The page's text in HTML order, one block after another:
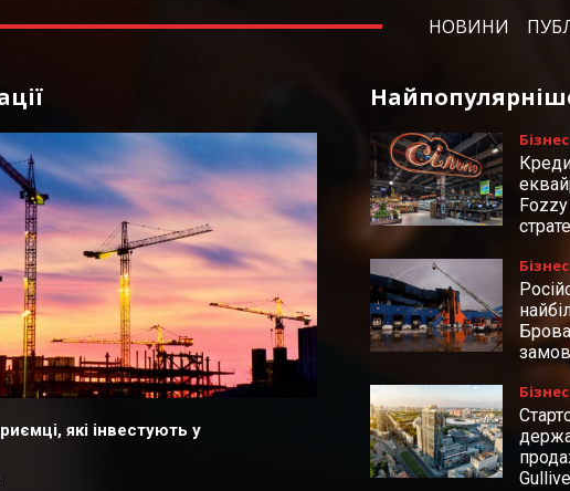
НОВИНИ
які інвестують у
Бізнес
Бізнес
Бізнес